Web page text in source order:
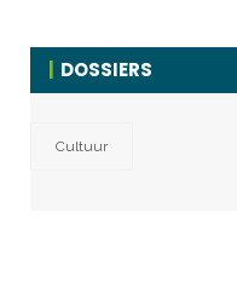
DOSSIERS
Cultuur